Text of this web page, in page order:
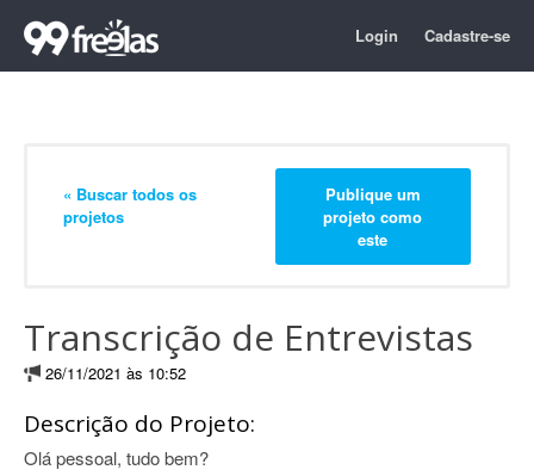
Login Cadastre-se
« Buscar todos os
projetos
Publique um
projeto como
este
Transcrição de Entrevistas
26/11/2021 às 10:52
Descrição do Projeto:
Olá pessoal, tudo bem?